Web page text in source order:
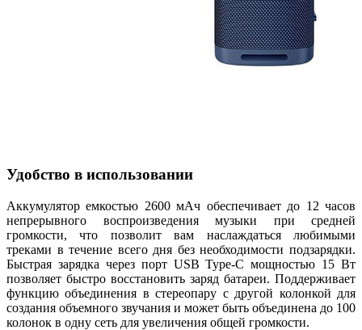
Удобство в использовании
Аккумулятор емкостью 2600 мАч обеспечивает до 12 часов
непрерывного воспроизведения музыки при средней
громкости, что позволит вам наслаждаться любимыми
треками в течение всего дня без необходимости подзарядки.
Быстрая зарядка через порт USB Type-C мощностью 15 Вт
позволяет быстро восстановить заряд батареи. Поддерживает
функцию объединения в стереопару с другой колонкой для
создания объемного звучания и может быть объединена до 100
колонок в одну сеть для увеличения общей громкости.